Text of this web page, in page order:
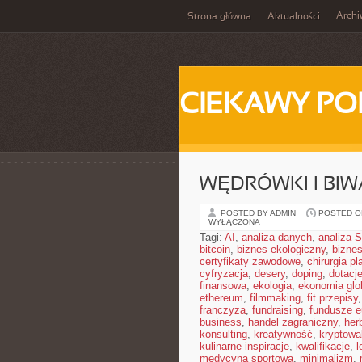
Strona główna Aktualności
CIEKAWY
WĘDRÓWKI I
POSTED BY ADMIN POSTED
WYŁĄCZONA
Tagi: AI , analiza danych, analiza
bitcoin, biznes ekologiczny,
certyfikaty zawodowe, chirurgia
cyfryzacja, desery, doping, dotacje
finansowa, ekologia, ekonomia
ethereum, filmmaking, fit przepisy,
franczyza, fundraising, fundusze
business, handel zagraniczny,
konsulting, kreatywność,
kulinarne inspiracje, kwalifikacje,
medycyna sportowa, minimalizm,